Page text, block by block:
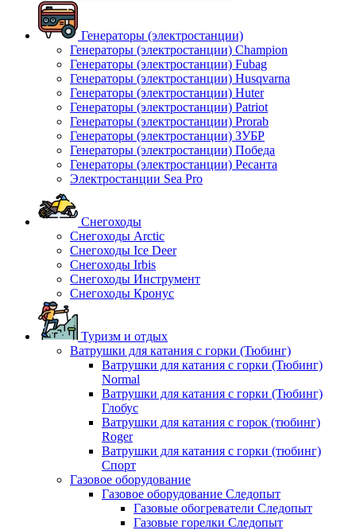
Генераторы (электростанции)
Генераторы (электростанции) Champion
Генераторы (электростанции) Fubag
Генераторы (электростанции) Husqvarna
Генераторы (электростанции) Huter
Генераторы (электростанции) Patriot
Генераторы (электростанции) Prorab
Генераторы (электростанции) ЗУБР
Генераторы (электростанции) Победа
Генераторы (электростанции) Ресанта
Электростанции Sea Pro
Снегоходы
Снегоходы Arctic
Снегоходы Ice Deer
Снегоходы Irbis
Снегоходы Инструмент
Снегоходы Кронус
Туризм и отдых
Ватрушки для катания с горки (Тюбинг)
Ватрушки для катания с горки (Тюбинг)
Normal
Ватрушки для катания с горки (Тюбинг)
Глобус
Ватрушки для катания с горок (тюбинг)
Roger
Ватрушки для катания с горки (тюбинг)
Спорт
Газовое оборудование
Газовое оборудование Следопыт
Газовые обогреватели Следопыт
Газовые горелки Следопыт